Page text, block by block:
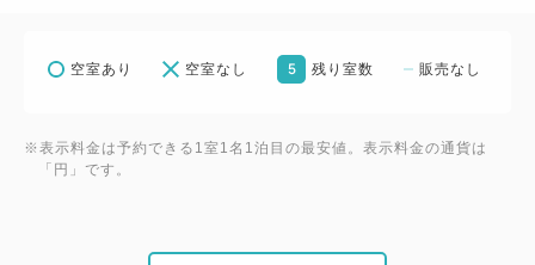
空室あり 空室なし 5 残り室数 販売なし
※表示料金は予約できる1室1名1泊目の最安値。表示料金の通貨は
「円」です。